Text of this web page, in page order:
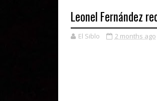
Leonel Fernández
El Siblo 2 months ago